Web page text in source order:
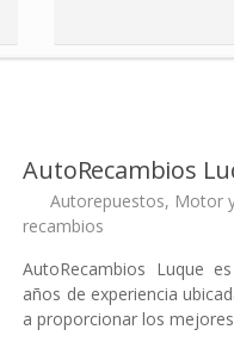
AutoRecambios
Autorepuestos, Motor
recambios
AutoRecambios Luque
años de experiencia
a proporcionar los